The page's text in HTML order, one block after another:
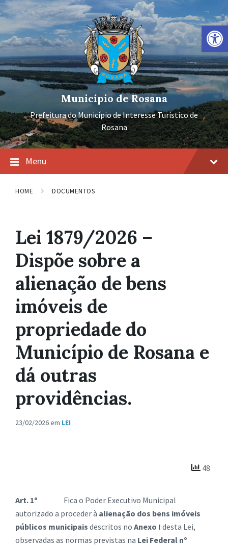
Barra de Ferramentas Aberta
Ir
para
conteúdo
Pular
para
navegação
principal
Pular
para
rodapé
Município de Rosana
Prefeitura do Município de Interesse Turístico de
Rosana
Menu
HOME DOCUMENTOS
Lei 1879/2026 –
Dispõe sobre a
alienação de bens
imóveis de
propriedade do
Município de Rosana e
dá outras
providências.
23/02/2026em LEI
48
Art. 1º Fica o Poder Executivo Municipal
autorizado a proceder à alienação dos bens imóveis
públicos municipais descritos no Anexo I desta Lei,
observadas as normas previstas na Lei Federal nº